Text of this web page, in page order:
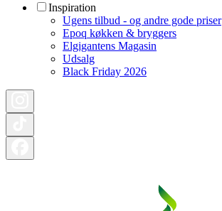
Inspiration
Ugens tilbud - og andre gode priser
Epoq køkken & bryggers
Elgigantens Magasin
Udsalg
Black Friday 2026